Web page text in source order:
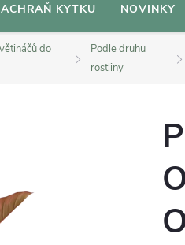
KYTKU NOVINKY
do
Podle druhu
rostliny